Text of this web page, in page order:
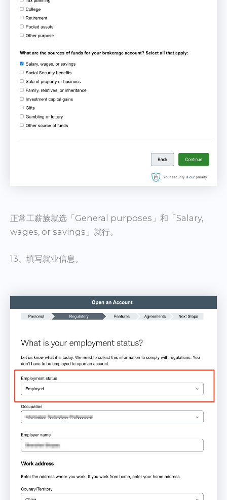
正常工薪族就选「General purposes」和「Salary,
wages, or savings」就行。
13、填写就业信息。